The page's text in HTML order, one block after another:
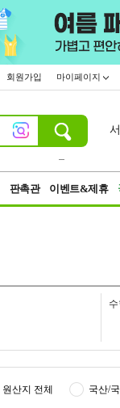
회원가입 마이페이지
판촉관 이벤트&제휴
원산지 전체 국산/